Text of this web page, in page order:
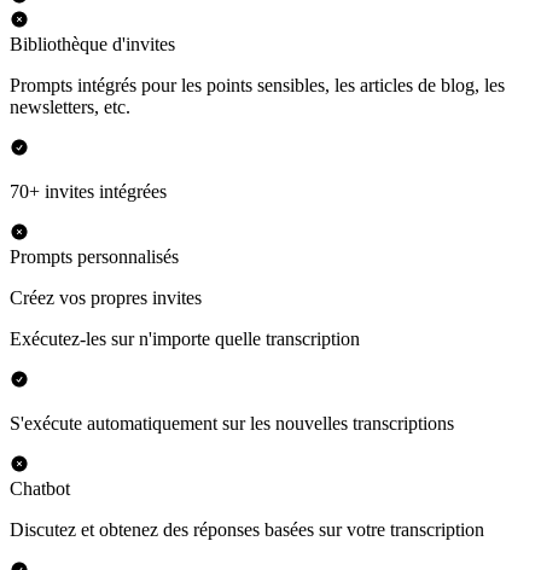
Bibliothèque d'invites
Prompts intégrés pour les points sensibles, les articles de blog, les
newsletters, etc.
70+ invites intégrées
Prompts personnalisés
Créez vos propres invites
Exécutez-les sur n'importe quelle transcription
S'exécute automatiquement sur les nouvelles transcriptions
Chatbot
Discutez et obtenez des réponses basées sur votre transcription